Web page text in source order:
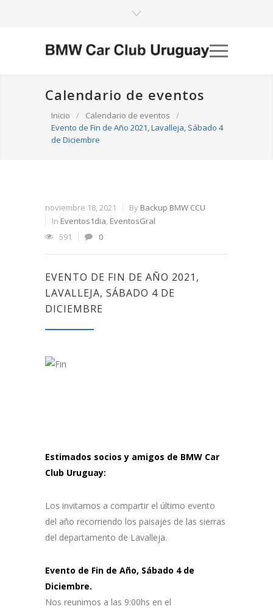
Calendario de eventos
Inicio / Calendario de eventos
/
Evento de Fin de Año 2021, Lavalleja, Sábado 4
de Diciembre
noviembre 18, 2021 By Backup BMW CCU
In Eventos1dia, EventosGral
591
0
EVENTO DE FIN DE AÑO 2021,
LAVALLEJA, SÁBADO 4 DE
DICIEMBRE
Estimados socios y amigos de BMW Car
Club Uruguay:
Los invitamos a compartir el último evento
del año recorriendo los paisajes de las sierras
del departamento de Lavalleja.
Evento de Fin de Año, Sábado 4 de
Diciembre.
Nos reunimos a las 9:00hs en el